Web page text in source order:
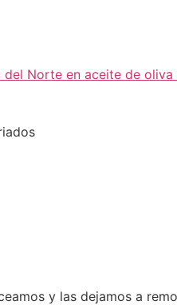
del Norte en aceite de oliva
y las dejamos a